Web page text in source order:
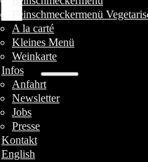
Feinschmeckermenü
A la carté
Kleines Menü
Weinkarte
Infos
Anfahrt
Newsletter
Jobs
Presse
Kontakt
English